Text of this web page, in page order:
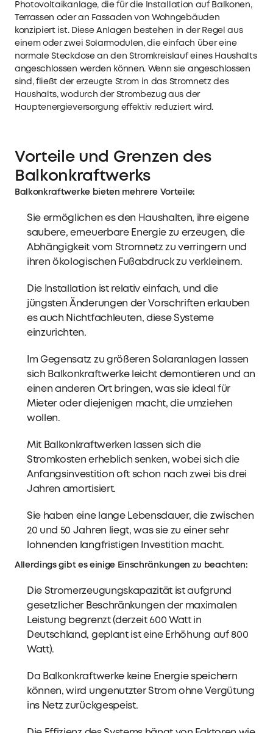
Photovoltaikanlage, die für die Installation auf Balkonen,
Terrassen oder an Fassaden von Wohngebäuden
konzipiert ist. Diese Anlagen bestehen in der Regel aus
einem oder zwei Solarmodulen, die einfach über eine
normale Steckdose an den Stromkreislauf eines Haushalts
angeschlossen werden können. Wenn sie angeschlossen
sind, fließt der erzeugte Strom in das Stromnetz des
Haushalts, wodurch der Strombezug aus der
Hauptenergieversorgung effektiv reduziert wird.
Vorteile und Grenzen des
Balkonkraftwerks
Balkonkraftwerke bieten mehrere Vorteile:
Sie ermöglichen es den Haushalten, ihre eigene
saubere, erneuerbare Energie zu erzeugen, die
Abhängigkeit vom Stromnetz zu verringern und
ihren ökologischen Fußabdruck zu verkleinern.
Die Installation ist relativ einfach, und die
jüngsten Änderungen der Vorschriften erlauben
es auch Nichtfachleuten, diese Systeme
einzurichten.
Im Gegensatz zu größeren Solaranlagen lassen
sich Balkonkraftwerke leicht demontieren und an
einen anderen Ort bringen, was sie ideal für
Mieter oder diejenigen macht, die umziehen
wollen.
Mit Balkonkraftwerken lassen sich die
Stromkosten erheblich senken, wobei sich die
Anfangsinvestition oft schon nach zwei bis drei
Jahren amortisiert.
Sie haben eine lange Lebensdauer, die zwischen
20 und 50 Jahren liegt, was sie zu einer sehr
lohnenden langfristigen Investition macht.
Allerdings gibt es einige Einschränkungen zu beachten:
Die Stromerzeugungskapazität ist aufgrund
gesetzlicher Beschränkungen der maximalen
Leistung begrenzt (derzeit 600 Watt in
Deutschland, geplant ist eine Erhöhung auf 800
Watt).
Da Balkonkraftwerke keine Energie speichern
können, wird ungenutzter Strom ohne Vergütung
ins Netz zurückgespeist.